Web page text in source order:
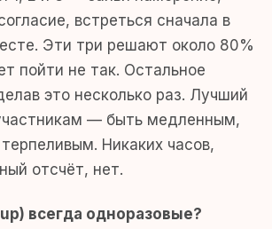
встреться сначала в
Эти три решают около 80%
пойти не так. Остальное
это несколько раз. Лучший
— быть медленным,
Никаких часов,
отсчёт, нет.
всегда одноразовые?